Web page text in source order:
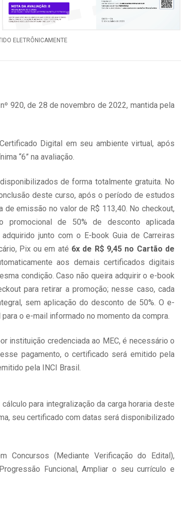
ELETRÔNICAMENTE
920, de 28 de novembro de 2022, mantida pela
Digital em seu ambiente virtual, após
“6” na avaliação.
de forma totalmente gratuita. No
deste curso, após o período de estudos
emissão no valor de R$ 113,40. No checkout,
de 50% de desconto aplicada
junto com o E-book Guia de Carreiras
Pix ou em até 6x de R$ 9,45 no Cartão de
aos demais certificados digitais
condição. Caso não queira adquirir o e-book
para retirar a promoção; nesse caso, cada
sem aplicação do desconto de 50%. O e-
o e-mail informado no momento da compra.
instituição credenciada ao MEC, é necessário o
pagamento, o certificado será emitido pela
pela INCI Brasil.
para integralização da carga horaria deste
seu certificado com datas será disponibilizado
Concursos (Mediante Verificação do Edital),
Funcional, Ampliar o seu currículo e